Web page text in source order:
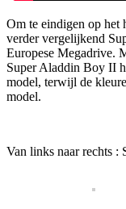
Om te eindigen op het
verder vergelijkend
Europese Megadrive.
Super Aladdin Boy II
model, terwijl de
model.
Van links naar rechts :